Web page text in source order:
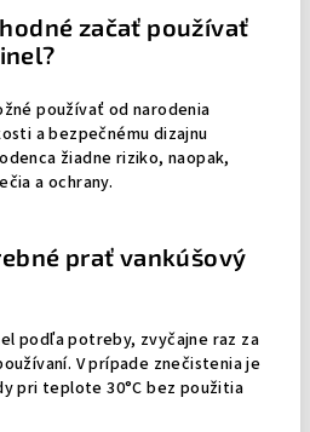
začať používať
používať od narodenia
a bezpečnému dizajnu
žiadne riziko, naopak,
a ochrany.
prať vankúšový
podľa potreby, zvyčajne raz za
V prípade znečistenia je
pri teplote 30°C bez použitia